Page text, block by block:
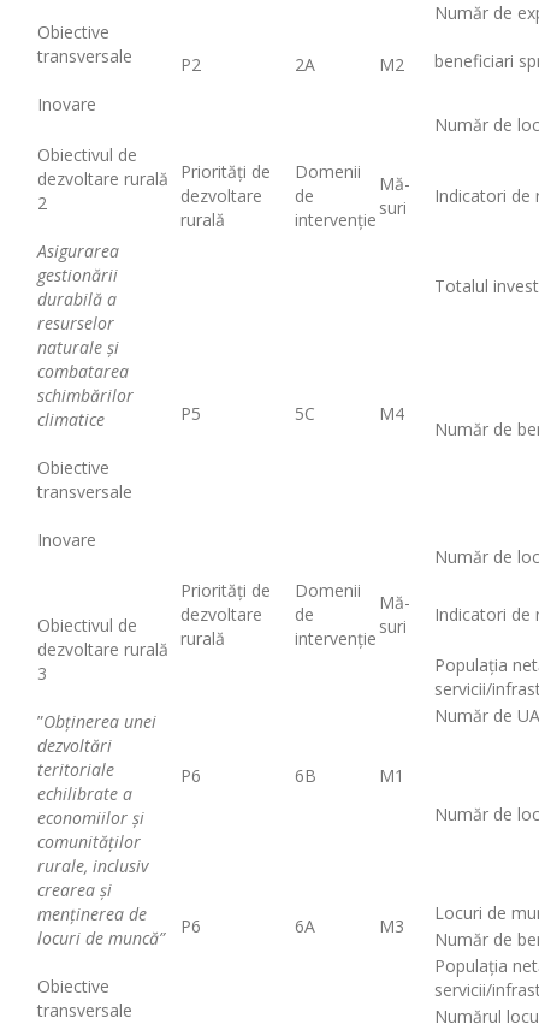
Obiective
transversale
Inovare
P2 2A M2
Număr de
beneficiari
Număr de
Obiectivul de
dezvoltare rurală
2
Asigurarea
gestionării
durabilă a
resurselor
naturale şi
combatarea
schimbărilor
climatice
Obiective
transversale
Inovare
Priorități de
dezvoltare
rurală
Domenii
de
intervenție
Mă-
suri
Indicatori de
P5 5C M4
Totalul
Număr de
Număr de
Obiectivul de
dezvoltare rurală
3
”Obținerea unei
dezvoltări
teritoriale
echilibrate a
economiilor și
comunităților
rurale, inclusiv
crearea și
menținerea de
locuri de muncă”
Obiective
transversale
Priorități de
dezvoltare
rurală
Domenii
de
intervenție
Mă-
suri
Indicatori de
P6 6B M1
Populația
servicii/
Număr de
Număr de
P6 6A M3
Locuri de
Număr de
Populația
servicii/
Numărul